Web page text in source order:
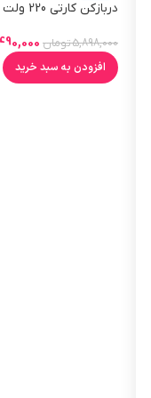
دربازکن کارتی 220 ولت K2
5,898,000تومان
افزودن به سبد خرید